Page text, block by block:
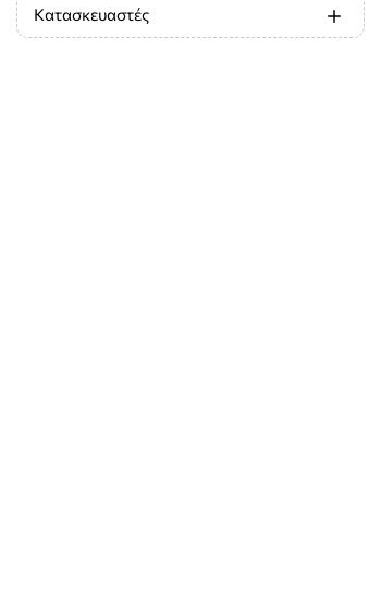
Κατασκευαστές